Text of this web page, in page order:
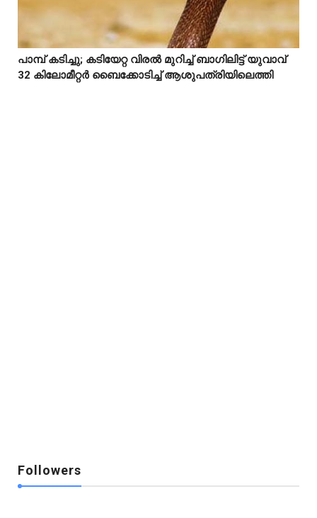
  
പാമ്പ് കടിച്ചു; കടിയേറ്റ വിരൽ മുറിച്ച് ബാഗിലിട്ട് യുവാവ്
32 കിലോമീറ്റർ ബൈക്കോടിച്ച് ആശുപത്രിയിലെത്തി
Followers